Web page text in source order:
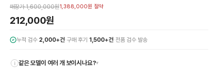
네, 쿠폰과 적립금을 결제 시 함께 사용하실 수 있습니다. 적립금은 1,000원 이상
사이즈는 어떻게 선택하나요?
상품 상세의 사이즈 정보를 참고해 선택하시고, 사이즈 선택이 어려우시면 카카오
매장가1,600,000원1,388,000원 절약
212,000원
누적 검수 2,000+건·구매 후기 1,500+건· 전품 검수 발송
i 같은 모델이 여러 개 보이시나요?▾